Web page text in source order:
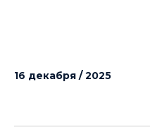
16 декабря / 2025